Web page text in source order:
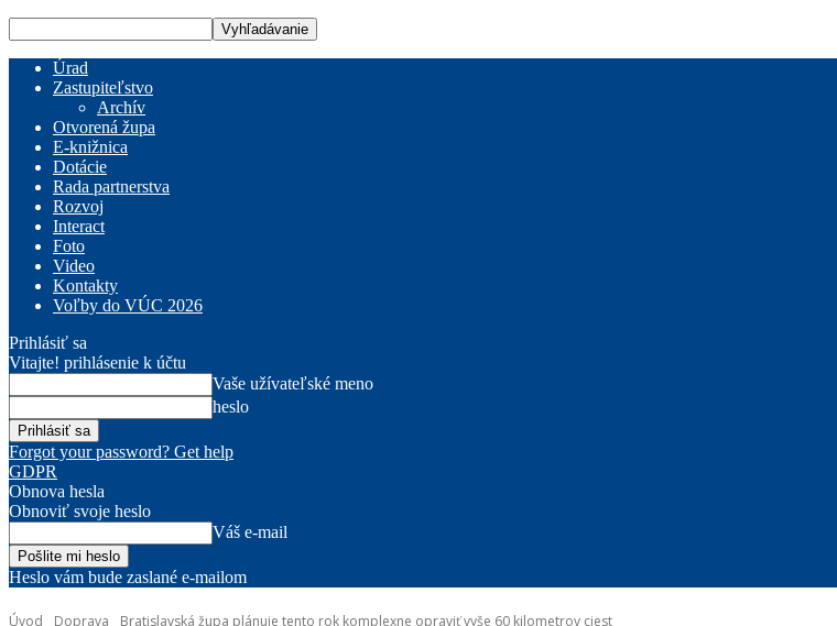
Úrad
Zastupiteľstvo
Archív
Otvorená župa
E-knižnica
Dotácie
Rada partnerstva
Rozvoj
Interact
Foto
Video
Kontakty
Voľby do VÚC 2026
Prihlásiť sa
Vitajte! prihlásenie k účtu
Vaše užívateľské meno
heslo
Forgot your password? Get help
GDPR
Obnova hesla
Obnoviť svoje heslo
Váš e-mail
Heslo vám bude zaslané e-mailom
Úvod Doprava Bratislavská župa plánuje tento rok komplexne opraviť vyše 60 kilometrov ciest